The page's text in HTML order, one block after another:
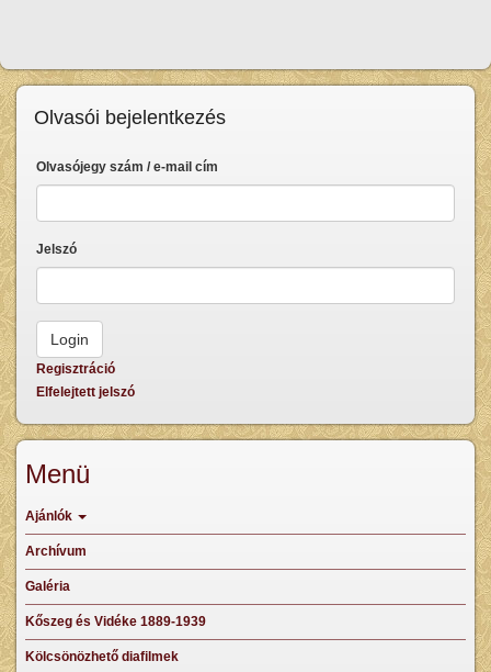
Olvasói bejelentkezés
Olvasójegy szám / e-mail cím
Jelszó
Regisztráció
Elfelejtett jelszó
Menü
Ajánlók
Archívum
Galéria
Kőszeg és Vidéke 1889-1939
Kölcsönözhető diafilmek